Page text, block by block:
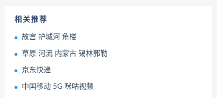
相关推荐
故宫 护城河 角楼
草原 河流 内蒙古 锡林郭勒
京东快递
中国移动 5G 咪咕视频